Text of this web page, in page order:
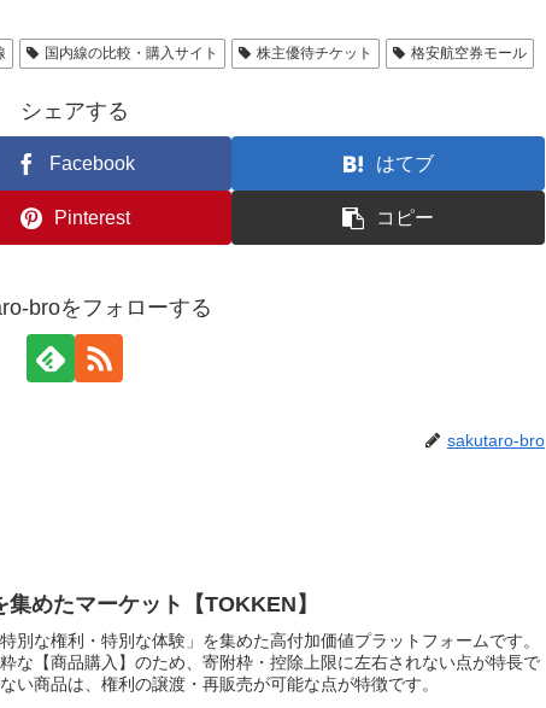
国内線の比較・購入サイト 株主優待チケット 格安航空券モール
シェアする
Facebook はてブ
Pinterest コピー
broをフォローする
sakutaro-bro
めたマーケット【TOKKEN】
別な権利・特別な体験」を集めた高付加価値プラットフォームです。
な【商品購入】のため、寄附枠・控除上限に左右されない点が特長で
い商品は、権利の譲渡・再販売が可能な点が特徴です。